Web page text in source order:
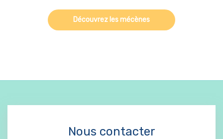
Découvrez les mécènes
Nous contacter